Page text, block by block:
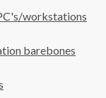
workstations
barebones